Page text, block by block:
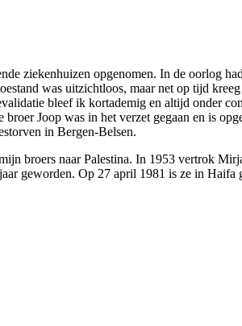
ziekenhuizen opgenomen. In de oorlog
was uitzichtloos, maar net op tijd
bleef ik kortademig en altijd onder
Joop was in het verzet gegaan en is
in Bergen-Belsen.
broers naar Palestina. In 1953 vertrok
geworden. Op 27 april 1981 is ze in